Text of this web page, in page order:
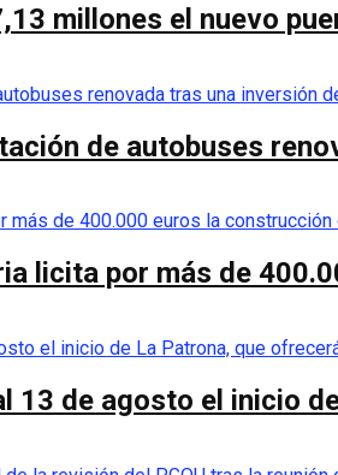
millones el nuevo
de autobuses
licita por más de
13 de agosto el inicio